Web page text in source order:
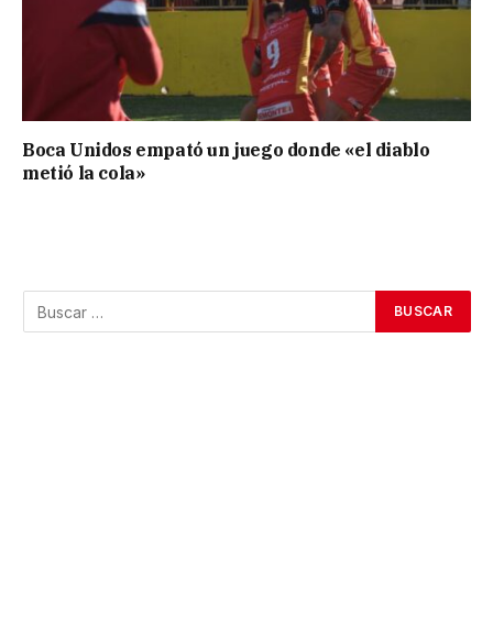
Boca Unidos empató un juego donde «el diablo
metió la cola»